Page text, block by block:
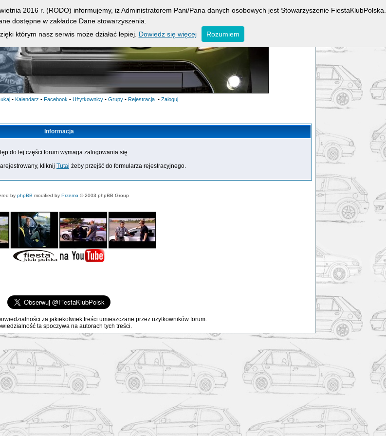
• Kalendarz • Facebook • Użytkownicy • Grupy • Rejestracja • Zaloguj
Informacja
do tej części forum wymaga zalogowania się.
kliknij Tutaj żeby przejść do formularza rejestracyjnego.
by phpBB modified by Przemo © 2003 phpBB Group
za jakiekolwiek treści umieszczane przez użytkowników forum.
ta spoczywa na autorach tych treści.
2016 r. (RODO) informujemy, iż Administratorem Pani/Pana danych osobowych jest Stowarzyszenie FiestaKlubPolska.
dostępne w zakładce Dane stowarzyszenia.
którym nasz serwis może działać lepiej. Dowiedz się więcej Rozumiem